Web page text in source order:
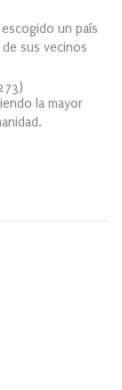
un país
sus vecinos
)
la mayor